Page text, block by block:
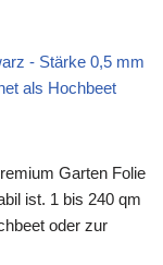
- Stärke 0,5 mm
als Hochbeet
Garten Folie
ist. 1 bis 240 qm
oder zur